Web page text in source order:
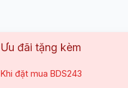
Ưu đãi tặng kèm
Khi đặt mua BDS243